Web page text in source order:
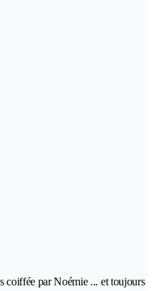
coiffée par Noémie ... et toujours